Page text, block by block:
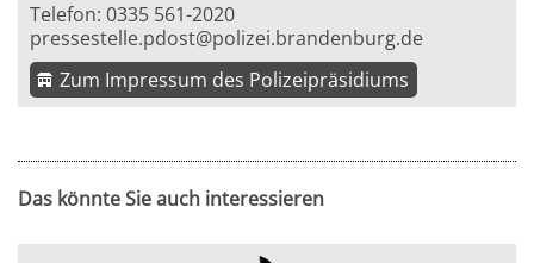
Telefon: 0335 561-2020
pressestelle.pdost@polizei.brandenburg.de
Zum Impressum des Polizeipräsidiums
Das könnte Sie auch interessieren